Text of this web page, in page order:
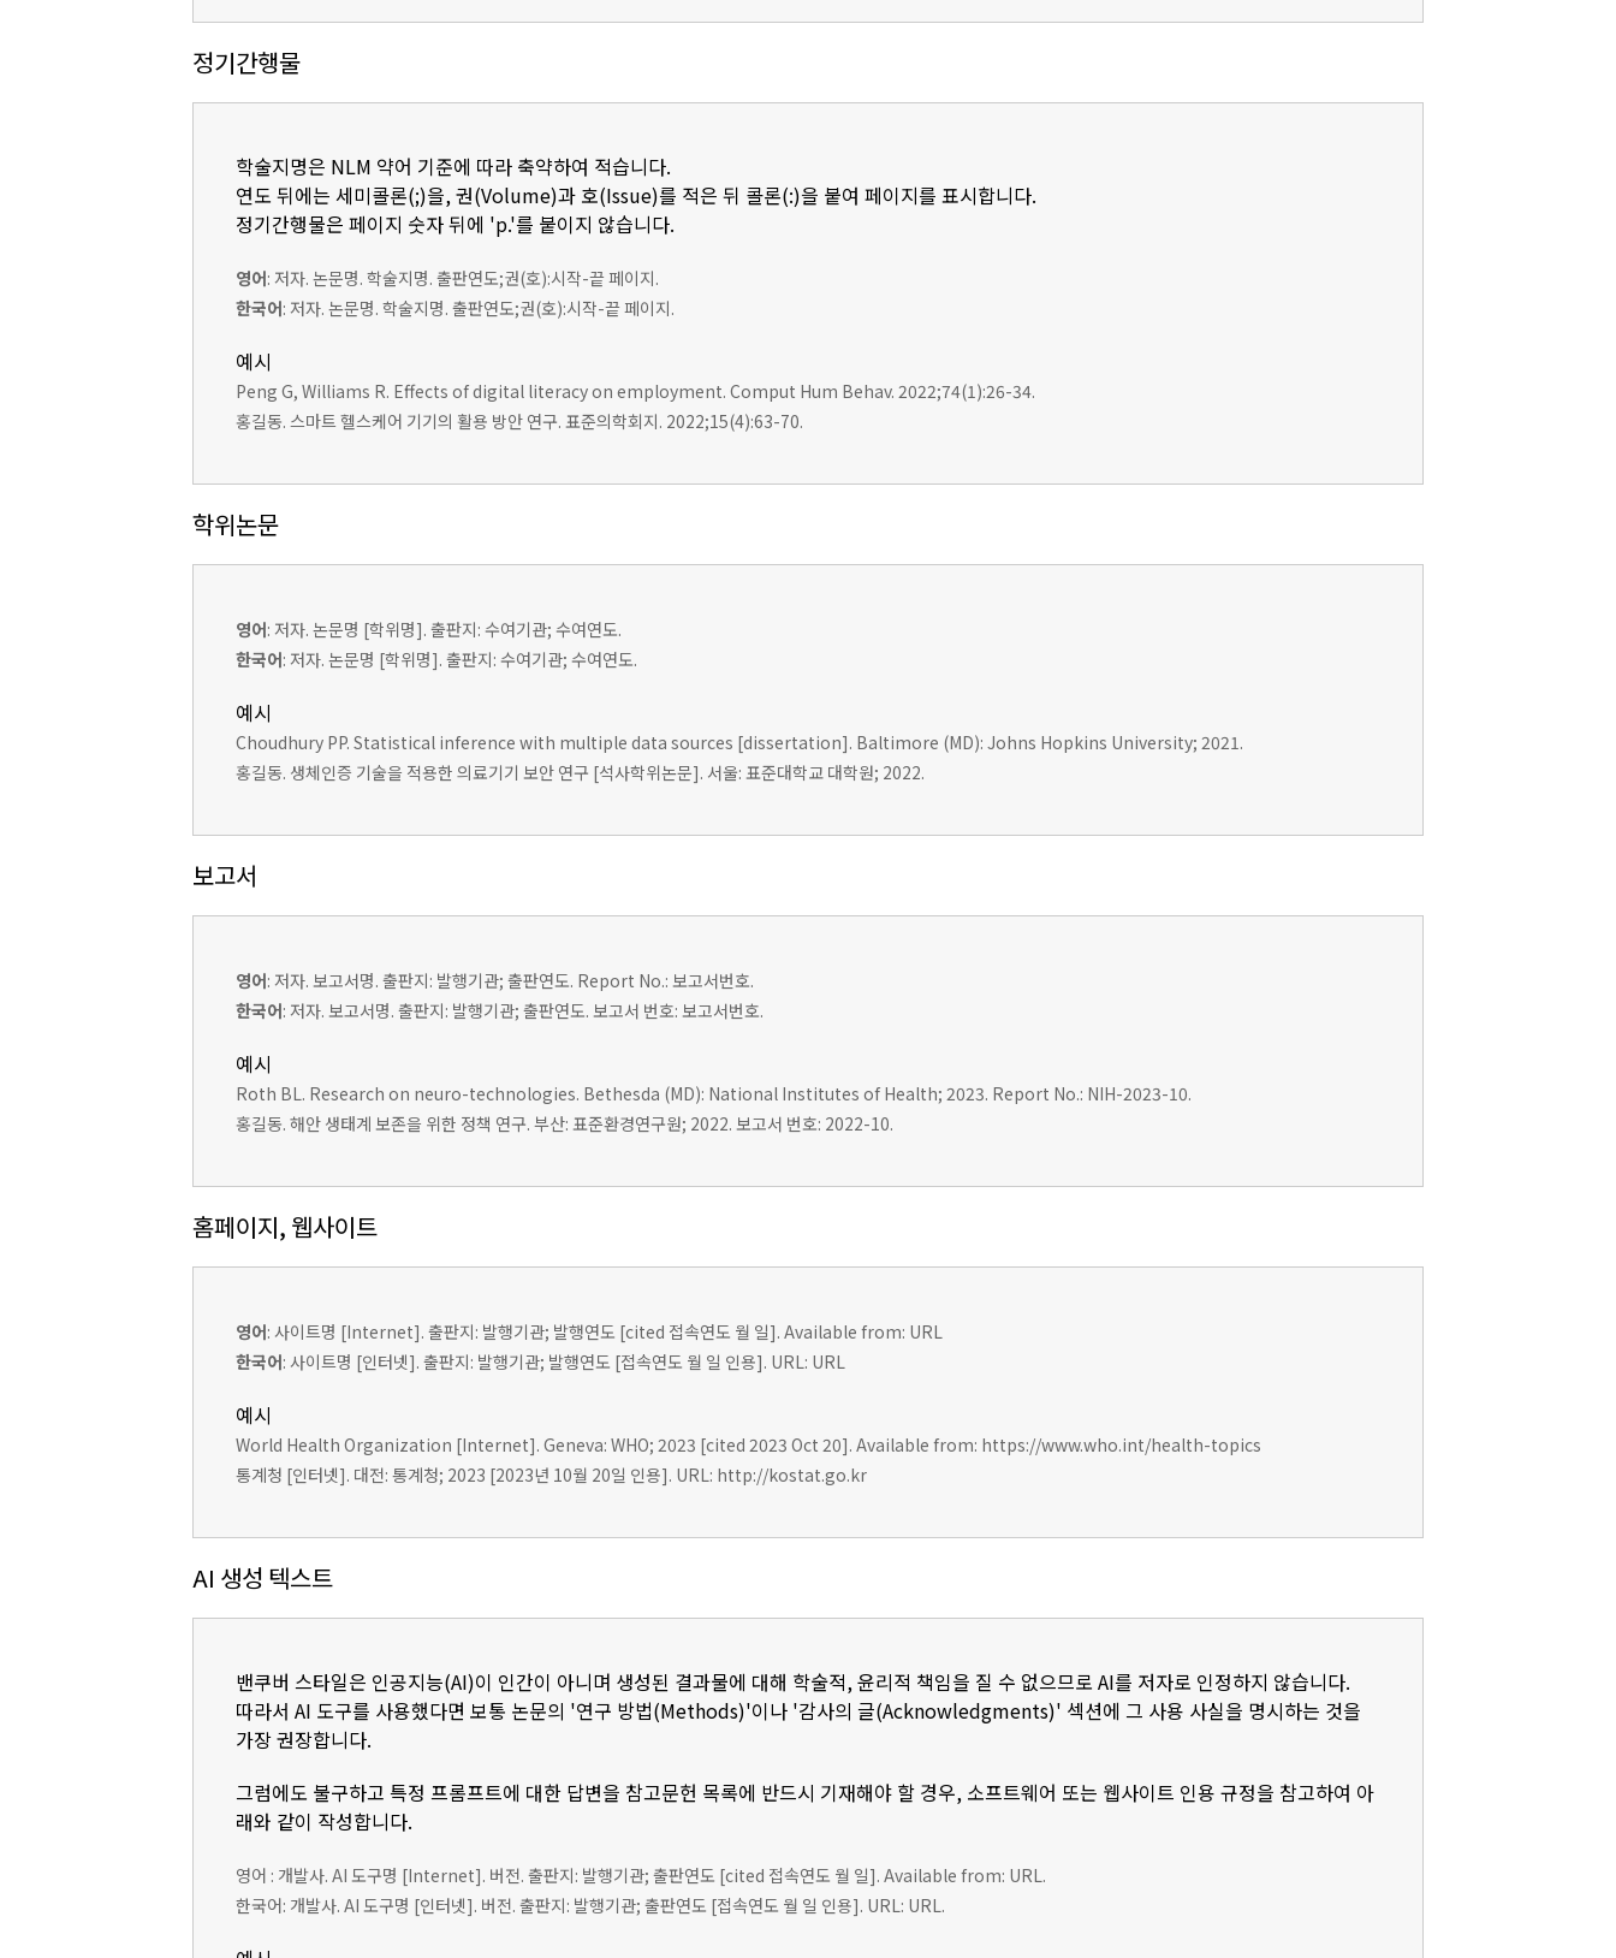
정기간행물
학술지명은 NLM 약어 기준에 따라 축약하여 적습니다.
연도 뒤에는 세미콜론(;)을, 권(Volume)과 호(Issue)를 적은 뒤 콜론(:)을 붙여 페이지를 표시합니다.
정기간행물은 페이지 숫자 뒤에 'p.'를 붙이지 않습니다.
영어: 저자. 논문명. 학술지명. 출판연도;권(호):시작-끝 페이지.
한국어: 저자. 논문명. 학술지명. 출판연도;권(호):시작-끝 페이지.
예시
Peng G, Williams R. Effects of digital literacy on employment. Comput Hum Behav. 2022;74(1):26-34.
홍길동. 스마트 헬스케어 기기의 활용 방안 연구. 표준의학회지. 2022;15(4):63-70.
학위논문
영어: 저자. 논문명 [학위명]. 출판지: 수여기관; 수여연도.
한국어: 저자. 논문명 [학위명]. 출판지: 수여기관; 수여연도.
예시
Choudhury PP. Statistical inference with multiple data sources [dissertation]. Baltimore (MD): Johns Hopkins University; 2021.
홍길동. 생체인증 기술을 적용한 의료기기 보안 연구 [석사학위논문]. 서울: 표준대학교 대학원; 2022.
보고서
영어: 저자. 보고서명. 출판지: 발행기관; 출판연도. Report No.: 보고서번호.
한국어: 저자. 보고서명. 출판지: 발행기관; 출판연도. 보고서 번호: 보고서번호.
예시
Roth BL. Research on neuro-technologies. Bethesda (MD): National Institutes of Health; 2023. Report No.: NIH-2023-10.
홍길동. 해안 생태계 보존을 위한 정책 연구. 부산: 표준환경연구원; 2022. 보고서 번호: 2022-10.
홈페이지, 웹사이트
영어: 사이트명 [Internet]. 출판지: 발행기관; 발행연도 [cited 접속연도 월 일]. Available from: URL
한국어: 사이트명 [인터넷]. 출판지: 발행기관; 발행연도 [접속연도 월 일 인용]. URL: URL
예시
World Health Organization [Internet]. Geneva: WHO; 2023 [cited 2023 Oct 20]. Available from: https://www.who.int/health-topics
통계청 [인터넷]. 대전: 통계청; 2023 [2023년 10월 20일 인용]. URL: http://kostat.go.kr
AI 생성 텍스트
밴쿠버 스타일은 인공지능(AI)이 인간이 아니며 생성된 결과물에 대해 학술적, 윤리적 책임을 질 수 없으므로 AI를 저자로 인정하지 않습니다.
따라서 AI 도구를 사용했다면 보통 논문의 '연구 방법(Methods)'이나 '감사의 글(Acknowledgments)' 섹션에 그 사용 사실을 명시하는 것을
가장 권장합니다.
그럼에도 불구하고 특정 프롬프트에 대한 답변을 참고문헌 목록에 반드시 기재해야 할 경우, 소프트웨어 또는 웹사이트 인용 규정을 참고하여 아
래와 같이 작성합니다.
영어 : 개발사. AI 도구명 [Internet]. 버전. 출판지: 발행기관; 출판연도 [cited 접속연도 월 일]. Available from: URL.
한국어: 개발사. AI 도구명 [인터넷]. 버전. 출판지: 발행기관; 출판연도 [접속연도 월 일 인용]. URL: URL.